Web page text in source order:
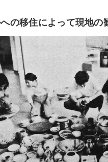
の移住によって現地の